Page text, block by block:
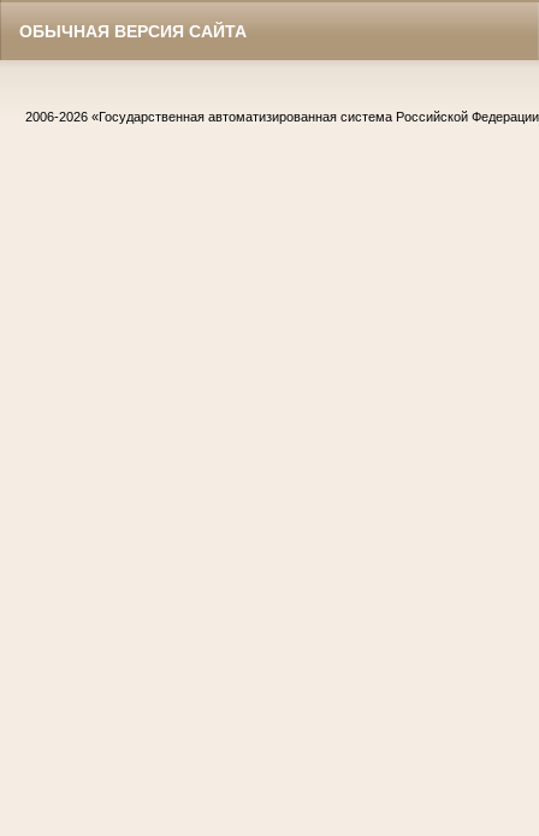
ОБЫЧНАЯ ВЕРСИЯ САЙТА
2006-2026 «Государственная автоматизированная система Российской